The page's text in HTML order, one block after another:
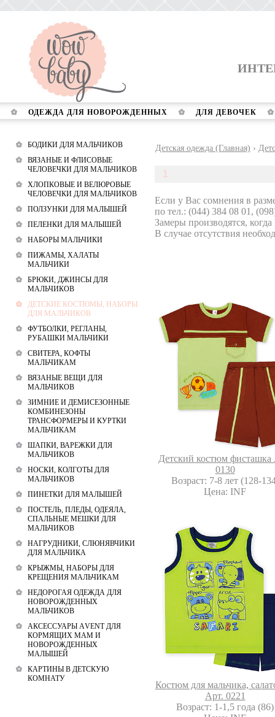
ОДЕЖДА ДЛЯ НОВОРОЖДЕННЫХ ДЛЯ ДЕВОЧЕК
Детская одежда (Главная) ›
1
Если у Вас сомнения в
по тел.: (044) 384 08 01,
Замеры производятся,
В случае отсутствия
Детский костюм фисташка
0130
Возраст: 7-8 лет (128-
Цена: INF
Костюм для мальчика,
Арт. 0221
Возраст: 1-1,5 года (86)
БОДИКИ ДЛЯ МАЛЬЧИКОВ
ВЯЗАНЫЕ И ФЛИСОВЫЕ
ЧЕЛОВЕЧКИ ДЛЯ МАЛЬЧИКОВ
ХЛОПКОВЫЕ И ВЕЛЮРОВЫЕ
ЧЕЛОВЕЧКИ ДЛЯ МАЛЬЧИКОВ
ПОЛЗУНКИ ДЛЯ МАЛЫШЕЙ
ПЕЛЕНКИ ДЛЯ МАЛЫШЕЙ
НАБОРЫ МАЛЬЧИКИ
ПИЖАМЫ, ХАЛАТЫ
МАЛЬЧИКИ
БРЮКИ, ДЖИНСЫ ДЛЯ
МАЛЬЧИКОВ
ДЕТСКИЕ КОСТЮМЫ, НАБОРЫ
ДЛЯ МАЛЬЧИКОВ
ФУТБОЛКИ, РЕГЛАНЫ,
РУБАШКИ МАЛЬЧИКИ
СВИТЕРА, КОФТЫ
МАЛЬЧИКАМ
ВЯЗАНЫЕ ВЕЩИ ДЛЯ
МАЛЬЧИКОВ
ЗИМНИЕ И ДЕМИСЕЗОННЫЕ
КОМБИНЕЗОНЫ
ТРАНСФОРМЕРЫ И КУРТКИ
МАЛЬЧИКАМ
ШАПКИ, ВАРЕЖКИ ДЛЯ
МАЛЬЧИКОВ
НОСКИ, КОЛГОТЫ ДЛЯ
МАЛЬЧИКОВ
ПИНЕТКИ ДЛЯ МАЛЫШЕЙ
ПОСТЕЛЬ, ПЛЕДЫ, ОДЕЯЛА,
СПАЛЬНЫЕ МЕШКИ ДЛЯ
МАЛЬЧИКОВ
НАГРУДНИКИ, СЛЮНЯВЧИКИ
ДЛЯ МАЛЬЧИКА
КРЫЖМЫ, НАБОРЫ ДЛЯ
КРЕЩЕНИЯ МАЛЬЧИКАМ
НЕДОРОГАЯ ОДЕЖДА ДЛЯ
НОВОРОЖДЕННЫХ
МАЛЬЧИКОВ
АКСЕССУАРЫ АVENT ДЛЯ
КОРМЯЩИХ МАМ И
НОВОРОЖДЕННЫХ
МАЛЫШЕЙ
КАРТИНЫ В ДЕТСКУЮ
КОМНАТУ